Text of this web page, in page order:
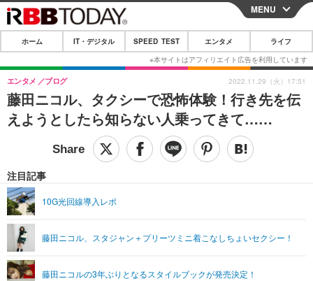
CLOSE
ホーム
IT・デジタル
IT・デジタルTOP スマートフォン
ガジェット・ツール
ショッピング その他
SPEED TEST
エンタメTOP 映画・ドラマ
グラビア ブログ
ショッピング その他
ライフTOP
リリース一覧
プッシュ通知の停止方法
MENU
ホーム IT・デジタル SPEED TEST エンタメ ライフ
藤田ニコル、タクシーで恐怖体験！行き先を伝
えようとしたら知らない人乗ってきて……
エンタメ ブログ
注目記事
10G光回線導入レポ
藤田ニコル、スタジャン＋プリーツミニ着こなしちょいセクシー！
藤田ニコルの3年ぶりとなるスタイルブックが発売決定！
2022.11.29（火）17:51